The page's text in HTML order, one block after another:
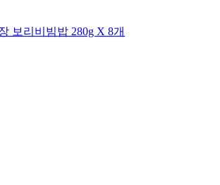
보리비빔밥 280g X 8개